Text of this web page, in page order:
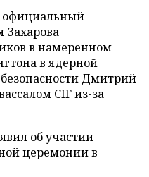
официальный
в намеренном
в ядерной
Дмитрий
CIF из-за
об участии
церемонии в